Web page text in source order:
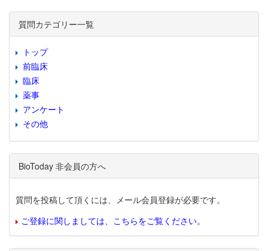
質問カテゴリー一覧
トップ
前臨床
臨床
薬事
アンケート
その他
BioToday 非会員の方へ
質問を投稿して頂くには、メール会員登録が必要です。
ご登録に関しましては、こちらをご覧ください。